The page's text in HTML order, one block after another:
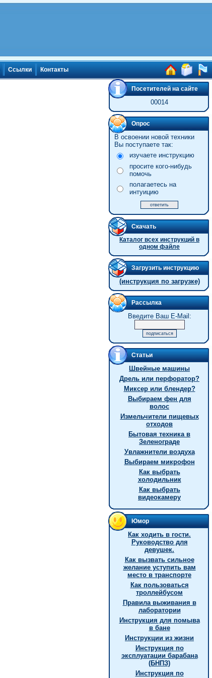
Ссылки Контакты
Посетителей на сайте
00014
Опрос
В освоении новой техники
Вы поступаете так:
изучаете инструкцию
просите кого-нибудь
помочь
полагаетесь на
интуицию
Скачать
Каталог всех инструкций в
одном файле
Загрузить инструкцию
(инструкция по загрузке)
Рассылка
Введите Ваш E-Mail:
Статьи
Швейные машины
Дрель или перфоратор?
Миксер или блендер?
Выбираем фен для
волос
Измельчители пищевых
отходов
Бытовая техника в
Зеленограде
Увлажнители воздуха
Выбираем микрофон
Как выбрать
холодильник
Как выбрать
видеокамеру
Юмор
Как ходить в гости.
Руководство для
девушек.
Как вызвать сильное
желание уступить вам
место в транспорте
Как пользоваться
троллейбусом
Правила выживания в
лаборатории
Инструкция для помыва
в бане
Инструкции из жизни
Инструкция по
эксплуатации барабана
(БНПЗ)
Инструкция по